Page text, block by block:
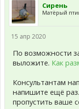
Сирень
Матёрый
15 апр 2020
По возможности
выложите. Как
Консультантам
напишите ещё
пропустить ваше